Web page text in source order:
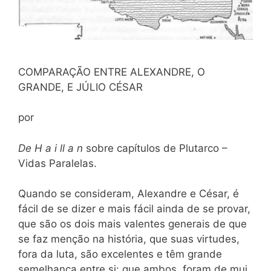
COMPARAÇÃO ENTRE ALEXANDRE, O
GRANDE, E JÚLIO CÉSAR
por
De H a i ll a n sobre capítulos de Plutarco –
Vidas Paralelas.
Quando se consideram, Alexandre e César, é
fácil de se dizer e mais fácil ainda de se provar,
que são os dois mais valentes generais de que
se faz menção na história, que suas virtudes,
fora da luta, são excelentes e têm grande